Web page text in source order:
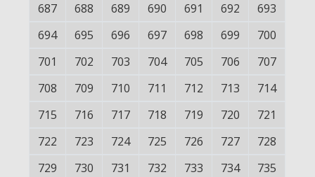
687
688 689 690 691 692
693
694
695 696 697 698 699
700
701
702 703 704 705 706
707
708
709 710 711 712 713
714
715
716 717 718 719 720
721
722
723 724 725 726 727
728
729
730 731 732 733 734
735